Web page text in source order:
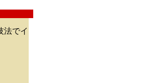
法でイ